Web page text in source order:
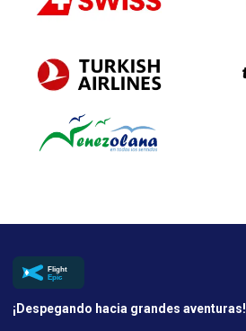
¡Despegando hacia grandes aventuras!